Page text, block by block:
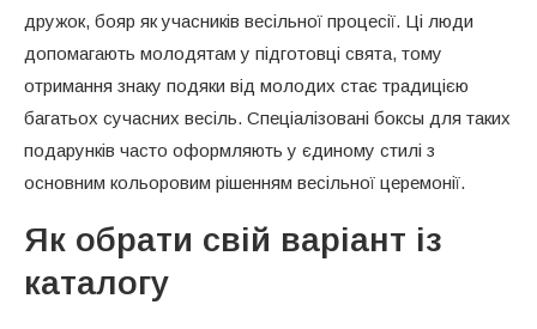
дружок, бояр як учасників весільної процесії. Ці люди
допомагають молодятам у підготовці свята, тому
отримання знаку подяки від молодих стає традицією
багатьох сучасних весіль. Спеціалізовані боксы для таких
подарунків часто оформляють у єдиному стилі з
основним кольоровим рішенням весільної церемонії.
Як обрати свій варіант із
каталогу